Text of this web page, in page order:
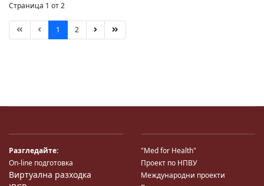
Страница 1 от 2
1 2
Разгледайте:
On-line подготовка
Виртуална разходка
"Med for Health"
Проект по НПВУ
Международни проекти